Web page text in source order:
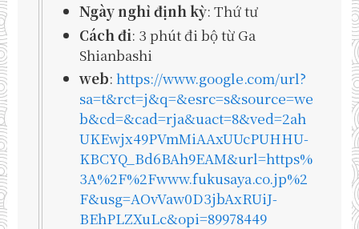
Ngày nghỉ định kỳ: Thứ tư
Cách đi: 3 phút đi bộ từ Ga
Shianbashi
web: https://www.google.com/url?
sa=t&rct=j&q=&esrc=s&source=we
b&cd=&cad=rja&uact=8&ved=2ah
UKEwjx49PVmMiAAxUUcPUHHU-
KBCYQ_Bd6BAh9EAM&url=https%
3A%2F%2Fwww.fukusaya.co.jp%2
F&usg=AOvVaw0D3jbAxRUiJ-
BEhPLZXuLc&opi=89978449